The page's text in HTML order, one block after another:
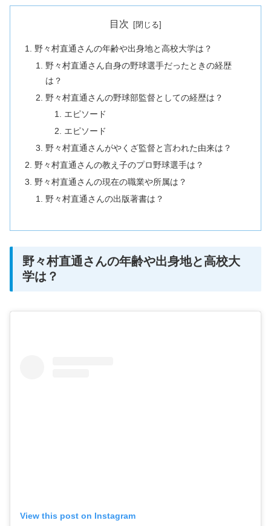
目次
野々村直通さんの年齢や出身地と高校大学は？
野々村直通さん自身の野球選手だったときの経歴
は？
野々村直通さんの野球部監督としての経歴は？
エピソード
エピソード
野々村直通さんがやくざ監督と言われた由来は？
野々村直通さんの教え子のプロ野球選手は？
野々村直通さんの現在の職業や所属は？
野々村直通さんの出版著書は？
野々村直通さんの年齢や出身地と高校大
学は？
View this post on Instagram